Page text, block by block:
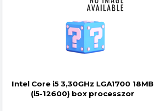
Intel Core i5 3,30GHz LGA1700 18MB
(i5-12600) box processzor